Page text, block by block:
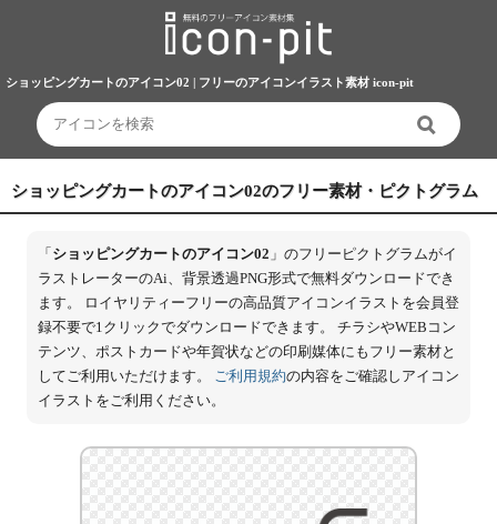
ショッピングカートのアイコン02 | フリーのアイコンイラスト素材 icon-pit
ショッピングカートのアイコン02のフリー素材・ピクトグラム
「 ショッピングカートのアイコン02 」のフリーピクトグラムがイ
ラストレーターのAi、背景透過PNG形式で無料ダウンロードでき
ます。 ロイヤリティーフリーの高品質アイコンイラストを会員登
録不要で1クリックでダウンロードできます。 チラシやWEBコン
テンツ、ポストカードや年賀状などの印刷媒体にもフリー素材と
してご利用いただけます。 ご利用規約の内容をご確認しアイコン
イラストをご利用ください。